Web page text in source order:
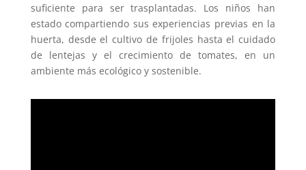
suficiente para ser trasplantadas. Los niños han
estado compartiendo sus experiencias previas en la
huerta, desde el cultivo de frijoles hasta el cuidado
de lentejas y el crecimiento de tomates, en un
ambiente más ecológico y sostenible.